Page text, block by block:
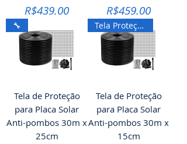
Price
R$439.00 Price
R$459.00
🔧
Tela de Proteção
para Placa Solar
Anti-pombos 30m x
25cm
Tela Proteção Placa Solar
Tela de Proteção
para Placa Solar
Anti-pombos 30m x
15cm